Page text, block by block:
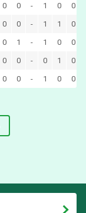
0 0 - 1 0 0
0 0 - 1 1 0
0 1 - 1 0 0
0 0 - 0 1 0
0 0 - 1 0 0